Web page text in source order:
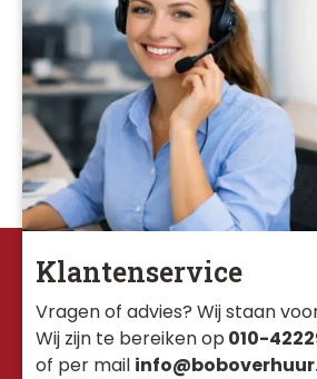
Klantenservice
Vragen of advies? Wij staan
Wij zijn te bereiken op 010-
of per mail